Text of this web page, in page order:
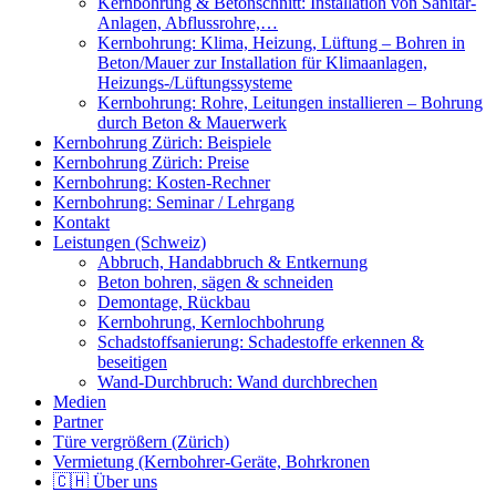
Anlagen, Abflussrohre,…
Kernbohrung: Klima, Heizung, Lüftung – Bohren in
Beton/Mauer zur Installation für Klimaanlagen,
Heizungs-/Lüftungssysteme
Kernbohrung: Rohre, Leitungen installieren – Bohrung
durch Beton & Mauerwerk
Kernbohrung Zürich: Beispiele
Kernbohrung Zürich: Preise
Kernbohrung: Kosten-Rechner
Kernbohrung: Seminar / Lehrgang
Kontakt
Leistungen (Schweiz)
Abbruch, Handabbruch & Entkernung
Beton bohren, sägen & schneiden
Demontage, Rückbau
Kernbohrung, Kernlochbohrung
Schadstoffsanierung: Schadestoffe erkennen &
beseitigen
Wand-Durchbruch: Wand durchbrechen
Medien
Partner
Türe vergrößern (Zürich)
Vermietung (Kernbohrer-Geräte, Bohrkronen
🇨🇭 Über uns